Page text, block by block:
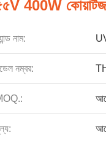
400W কোয়ার্টজ
নাম:
নম্বর: